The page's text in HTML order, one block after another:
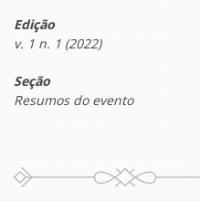
Edição
v. 1 n. 1 (2022)
Seção
Resumos do evento